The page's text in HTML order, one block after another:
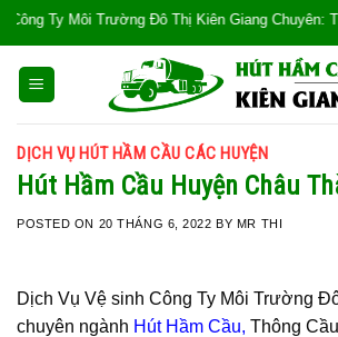
Skip
content
Môi Trường Đô Thị Kiên Giang Chuyên: Thông
DỊCH VỤ HÚT HẦM CẦU CÁC HUYỆN
Hút Hầm Cầu Huyện Châu
POSTED ON 20 THÁNG 6, 2022 BY MR THI
Dịch Vụ Vệ sinh Công Ty Môi Trường
chuyên ngành Hút Hầm Cầu, Thông